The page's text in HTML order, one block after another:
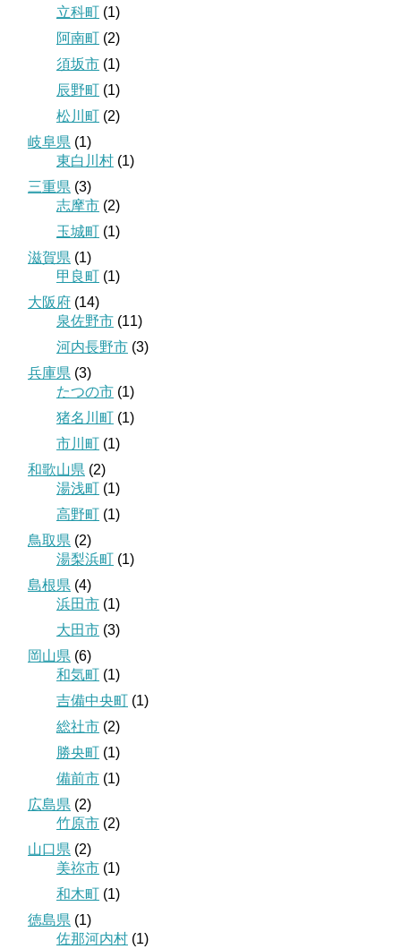
立科町 (1)
阿南町 (2)
須坂市 (1)
辰野町 (1)
松川町 (2)
岐阜県 (1)
東白川村 (1)
三重県 (3)
志摩市 (2)
玉城町 (1)
滋賀県 (1)
甲良町 (1)
大阪府 (14)
泉佐野市 (11)
河内長野市 (3)
兵庫県 (3)
たつの市 (1)
猪名川町 (1)
市川町 (1)
和歌山県 (2)
湯浅町 (1)
高野町 (1)
鳥取県 (2)
湯梨浜町 (1)
島根県 (4)
浜田市 (1)
大田市 (3)
岡山県 (6)
和気町 (1)
吉備中央町 (1)
総社市 (2)
勝央町 (1)
備前市 (1)
広島県 (2)
竹原市 (2)
山口県 (2)
美祢市 (1)
和木町 (1)
徳島県 (1)
佐那河内村 (1)